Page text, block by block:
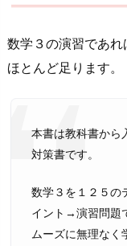
数学３の演習であ
ほとんど足ります。
本書は教科書から
対策書です。
数学３を１２５
イント→演習問題
ムーズに無理なく